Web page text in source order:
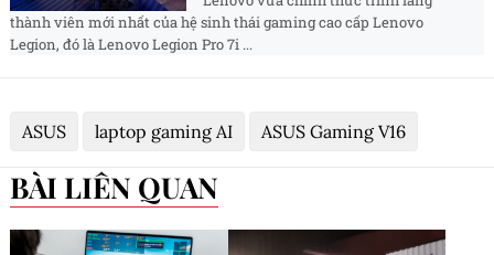
thành viên mới nhất của hệ sinh thái gaming cao cấp Lenovo
Legion, đó là Lenovo Legion Pro 7i ...
ASUS laptop gaming AI ASUS Gaming V16
BÀI LIÊN QUAN